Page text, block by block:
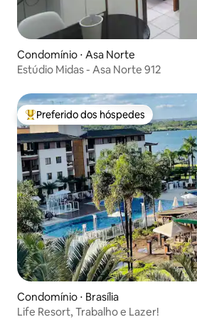
Condomínio ⋅ Asa Norte
Estúdio Midas - Asa Norte 912
Entre os melhores preferidos dos
Preferido dos hóspedes
Condomínio ⋅ Brasília
Life Resort, Trabalho e Lazer!